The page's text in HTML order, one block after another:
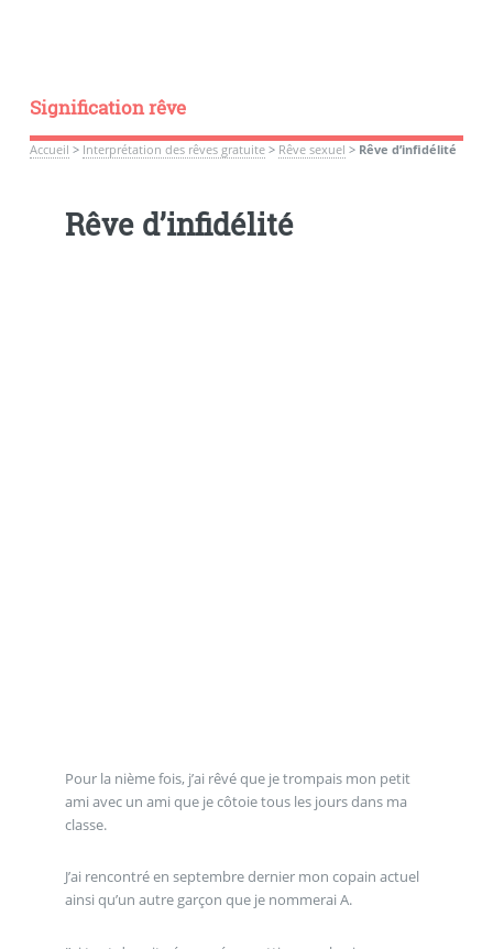
Signification rêve
Accueil > Interprétation des rêves gratuite> Rêve sexuel > Rêve d’infidélité
Rêve d’infidélité
Pour la nième fois, j’ai rêvé que je trompais mon petit
ami avec un ami que je côtoie tous les jours dans ma
classe.
J’ai rencontré en septembre dernier mon copain actuel
ainsi qu’un autre garçon que je nommerai A.